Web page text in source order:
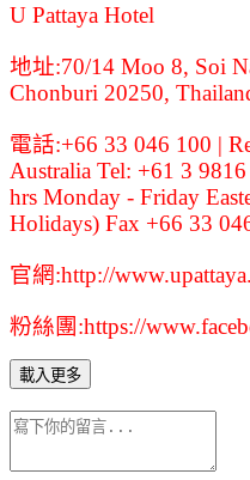
U Pattaya Hotel
地址:70/14 Moo 8, Soi
Chonburi 20250,
電話:+66 33 046 100 |
Australia Tel: +61 3
hrs Monday - Friday
Holidays) Fax +66 33
官網:http://
粉絲團:https://
載入更多